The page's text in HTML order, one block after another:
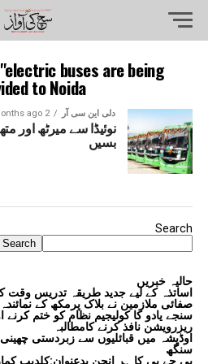
buses are being
to Noida"
دلی این سی آر 2 months ago
نوئیڈا سے میرٹھ اور
بسیں
Search
Search
حالیہ خبریں
اساتذہ کے لیے جدید طریقہ تدریس وقت
صفائی ملازمین نے بلاک پرمکھ کے
سنجے یادو کا کولیجیم نظام کو ختم
ریزرویشن نافذ کرنے کامطالبہ
سنگھ
بی جے پی کا ہر انجن بدعنوان:کلدیپ